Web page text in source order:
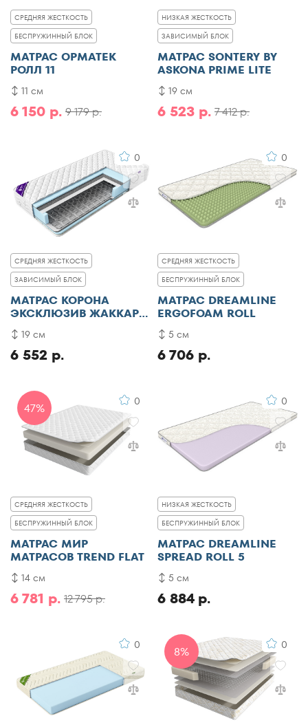
СРЕДНЯЯ ЖЕСТКОСТЬ
БЕСПРУЖИННЫЙ БЛОК
МАТРАС ОРМАТЕК
РОЛЛ 11
9 179 р.
6 150 р.
11 см
НИЗКАЯ ЖЕСТКОСТЬ
ЗАВИСИМЫЙ БЛОК
МАТРАС SONTERY BY
ASKONA PRIME LITE
7 412 р.
6 523 р.
19 см
0
СРЕДНЯЯ ЖЕСТКОСТЬ
ЗАВИСИМЫЙ БЛОК
МАТРАС КОРОНА
ЭКСКЛЮЗИВ ЖАККАРД
ПЛЮС
6 552 р.
19 см
0
СРЕДНЯЯ ЖЕСТКОСТЬ
БЕСПРУЖИННЫЙ БЛОК
МАТРАС DREAMLINE
ERGOFOAM ROLL
6 706 р.
5 см
47% 0
СРЕДНЯЯ ЖЕСТКОСТЬ
БЕСПРУЖИННЫЙ БЛОК
МАТРАС МИР
МАТРАСОВ TREND FLAT
12 795 р.
6 781 р.
14 см
0
НИЗКАЯ ЖЕСТКОСТЬ
БЕСПРУЖИННЫЙ БЛОК
МАТРАС DREAMLINE
SPREAD ROLL 5
6 884 р.
5 см
0 8% 0